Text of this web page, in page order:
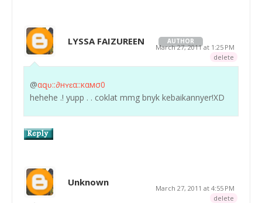
LYSSA FAIZUREEN AUTHOR
March 27, 2011 at 1:25 PM
delete
@αզʋ::∂нʏɛα::καмσ0
hehehe .! yupp . . coklat mmg bnyk kebaikannyer!XD
Unknown
March 27, 2011 at 4:55 PM
delete